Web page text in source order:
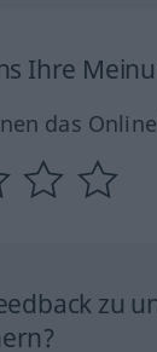
Ihre
das
zu